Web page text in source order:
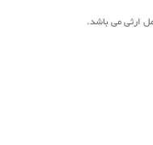
ارثی می باشد.